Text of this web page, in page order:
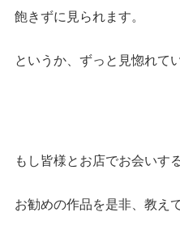
飽きずに見られます。
というか、ずっと見惚れて
もし皆様とお店でお会いす
お勧めの作品を是非、教え